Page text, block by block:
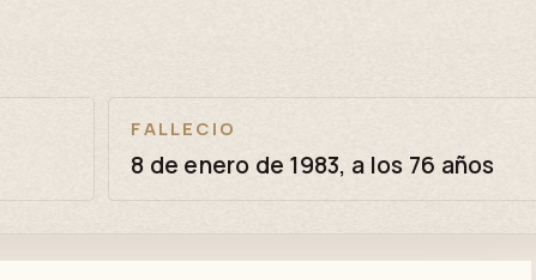
FALLECIO
8 de enero de 1983, a los 76 años